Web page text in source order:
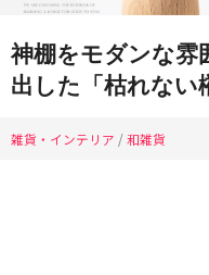
神棚をモダンな雰
出した「枯れない
雑貨・インテリア /和雑貨